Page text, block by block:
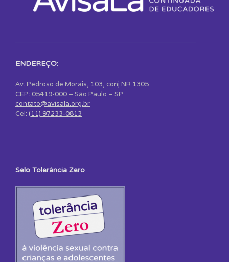
ENDEREÇO:
Av. Pedroso de Morais, 103, conj NR 1305
CEP: 05419-000 – São Paulo – SP
contato@avisala.org.br
Cel: (11) 97233-0813
Selo Tolerância Zero